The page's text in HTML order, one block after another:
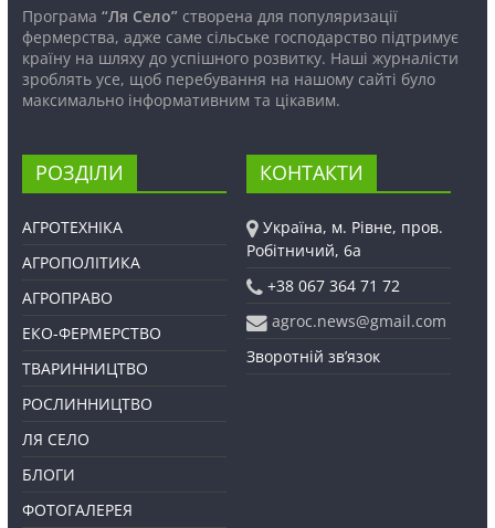
Програма “Ля Село”створена для популяризації
фермерства, адже саме сільське господарство підтримує
країну на шляху до успішного розвитку. Наші журналісти
зроблять усе, щоб перебування на нашому сайті було
максимально інформативним та цікавим.
РОЗДІЛИ
АГРОТЕХНІКА
АГРОПОЛІТИКА
АГРОПРАВО
ЕКО-ФЕРМЕРСТВО
ТВАРИННИЦТВО
РОСЛИННИЦТВО
ЛЯ СЕЛО
БЛОГИ
ФОТОГАЛЕРЕЯ
КОНТАКТИ
Україна, м. Рівне, пров.
Робітничий, 6а
+38 067 364 71 72
agroc.news@gmail.com
Зворотній зв’язок